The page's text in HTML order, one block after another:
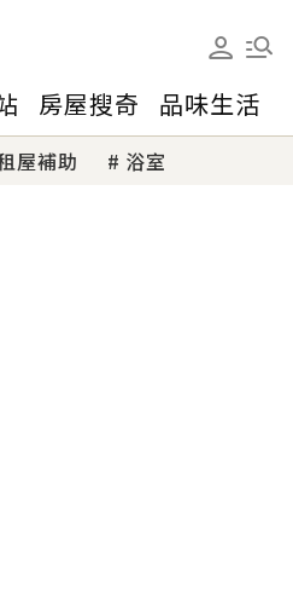
房屋搜奇 品味生活
屋補助 浴室